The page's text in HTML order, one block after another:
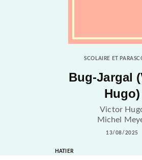
SCOLAIRE ET
Bug-Jargal
Hugo)
Victor
Michel
13/08/2025
HATIER